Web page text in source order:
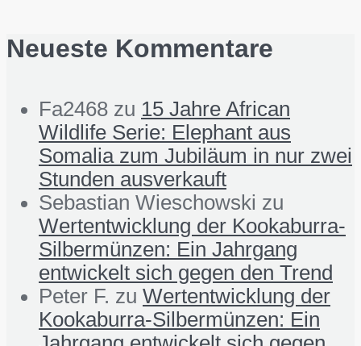
Neueste Kommentare
Fa2468 zu 15 Jahre African
Wildlife Serie: Elephant aus
Somalia zum Jubiläum in nur zwei
Stunden ausverkauft
Sebastian Wieschowski zu
Wertentwicklung der Kookaburra-
Silbermünzen: Ein Jahrgang
entwickelt sich gegen den Trend
Peter F. zu Wertentwicklung der
Kookaburra-Silbermünzen: Ein